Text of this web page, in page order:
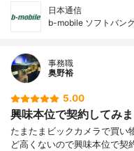
日本通信
b-mobile ソフトバン
事務職
奥野裕
5.00
興味本位で契約してみ
たまたまビックカメラで買い
ど高くないので興味本位で契